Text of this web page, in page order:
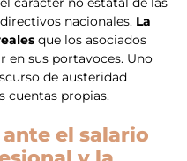
nacionales. La
que los asociados
en sus portavoces. Uno
de austeridad
cuentas propias.
el salario